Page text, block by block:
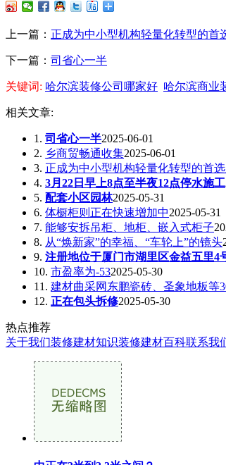
上一篇： 正成为中小型机构轻量化转型的首
下一篇： 司省心一半
关键词: 哈尔滨装修公司哪家好 哈尔滨商业
相关文章:
1. 司省心一半2025-06-01
2. 乡商贸畅通收集2025-06-01
3. 正成为中小型机构轻量化转型的首
4. 3月22日早上8点至半夜12点停水施工
5. 配套小区园林2025-05-31
6. 体橱柜则正在快速增加中2025-05-31
7. 能够安拆吊柜、地柜、嵌入式柜子
8. 从“焕新家”的幸福、“车轮上”的镜头
9. 注册地位于厦门市湖里区金益五里4
10. 市盈率为-532025-05-30
11. 建材曲采网东鹏瓷砖、圣象地板等
12. 正在包头拆修2025-05-30
热点推荐
关于我们装修建材知识装修建材百科联系我